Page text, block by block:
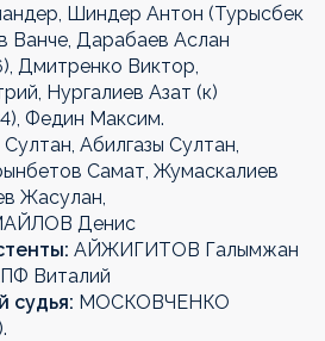
Шиндер Антон (Турысбек
Ванче, Дарабаев Аслан
Дмитренко Виктор,
Нургалиев Азат (к)
Федин Максим.
Абилгазы Султан,
Самат, Жумаскалиев
Жасулан,
Денис
АЙЖИГИТОВ Галымжан
Виталий
судья: МОСКОВЧЕНКО